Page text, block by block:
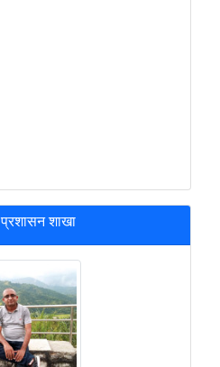
शाखा